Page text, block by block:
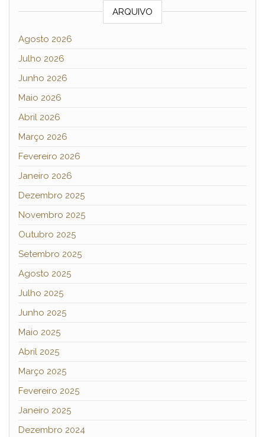
ARQUIVO
Agosto 2026
Julho 2026
Junho 2026
Maio 2026
Abril 2026
Março 2026
Fevereiro 2026
Janeiro 2026
Dezembro 2025
Novembro 2025
Outubro 2025
Setembro 2025
Agosto 2025
Julho 2025
Junho 2025
Maio 2025
Abril 2025
Março 2025
Fevereiro 2025
Janeiro 2025
Dezembro 2024